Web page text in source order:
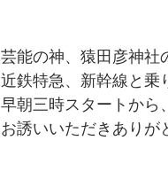
芸能の神、猿田彦神社
近鉄特急、新幹線と乗
早朝三時スタートから
お誘いいただきありが